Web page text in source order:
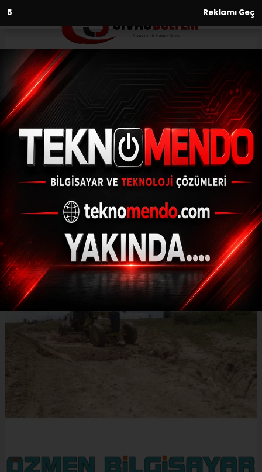
3 Reklamı Geç
Anasayfa
35 Köyde arazi yolu açma
çalışmaları başlatıldı
28.06.2021 - 12:33, Güncelleme: 28.06.2021 - 12:33
Sivas Şarkışla Ziraat Ziraat Odası
çiftçilerden gelen talep doğrultusunda 35
köyde arazi yolu açma çalışması başlattı.
ABONE OL